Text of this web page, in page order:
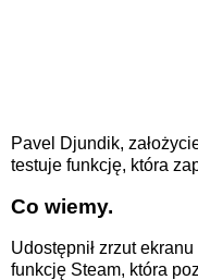
Pavel Djundik,
testuje funkcję, która
Co wiemy.
Udostępnił zrzut
funkcję Steam, która